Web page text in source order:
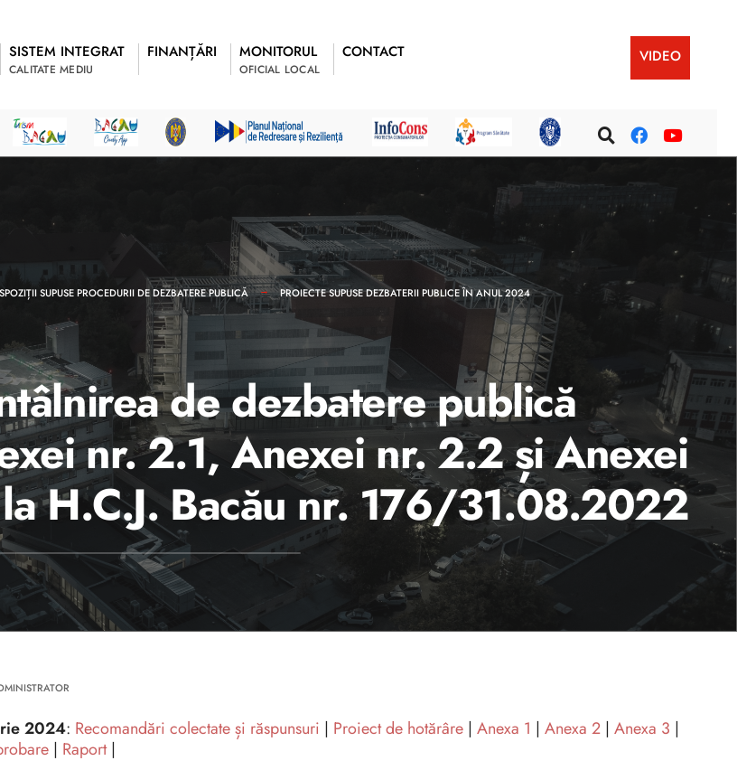
SISTEM INTEGRAT
CALITATE MEDIU
FINANȚĂRI MONITORUL
OFICIAL LOCAL
CONTACT VIDEO
SUPUSE PROCEDURII DE DEZBATERE PUBLICĂ PROIECTE SUPUSE DEZBATERII PUBLICE ÎN ANUL 2024
de dezbatere publică
nr. 2.1, Anexei nr. 2.2 și Anexei
H.C.J. Bacău nr. 176/31.08.2022
2024: Recomandări colectate și răspunsuri | Proiect de hotărâre | Anexa 1 | Anexa 2 | Anexa 3 |
| Raport|